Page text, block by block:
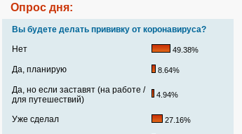
Опрос дня:
Вы будете делать прививку от коронавируса?
Нет
49.38%
Да, планирую 8.64%
Да, но если заставят (на работе /
для путешествий)
4.94%
Уже сделал 27.16%